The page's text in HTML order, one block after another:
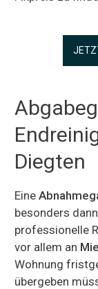
Diegten
Eine
besonders
professionelle
vor allem an
Wohnung
übergeben